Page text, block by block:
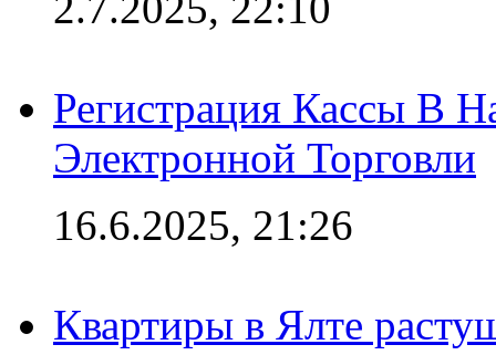
Регистрация Кассы В
Электронной Торговли
16.6.2025, 21:26
Квартиры в Ялте